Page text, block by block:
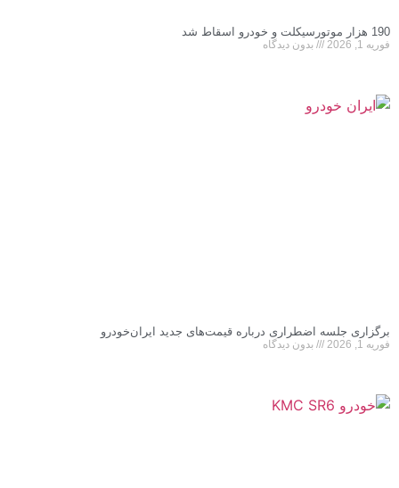
190 هزار موتورسیکلت و خودرو اسقاط شد
فوریه 1, 2026 بدون دیدگاه
برگزاری جلسه اضطراری درباره قیمت‌های جدید ایران‌خودرو
فوریه 1, 2026 بدون دیدگاه